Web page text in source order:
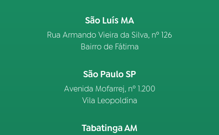
São Luís MA
Rua Armando Vieira da Silva, nº 126
Bairro de Fátima
São Paulo SP
Avenida Mofarrej, nº 1.200
Vila Leopoldina
Tabatinga AM